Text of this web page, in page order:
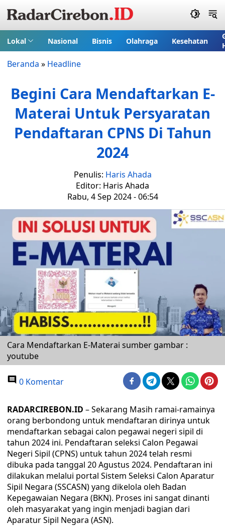
Lokal Nasional Bisnis Olahraga Kesehatan
Beranda » Headline
Begini Cara Mendaftarkan E-
Materai Untuk Persyaratan
Pendaftaran CPNS Di Tahun
2024
Penulis: Haris Ahada
Editor: Haris Ahada
Rabu, 4 Sep 2024 - 06:54
Cara Mendaftarkan E-Materai sumber gambar :
youtube
0 Komentar
RADARCIREBON.ID – Sekarang Masih ramai-ramainya
orang berbondong untuk mendaftaran dirinya untuk
mendaftarkan sebagai calon pegawai negeri sipil di
tahun 2024 ini. Pendaftaran seleksi Calon Pegawai
Negeri Sipil (CPNS) untuk tahun 2024 telah resmi
dibuka pada tanggal 20 Agustus 2024. Pendaftaran ini
dilakukan melalui portal Sistem Seleksi Calon Aparatur
Sipil Negara (SSCASN) yang dikelola oleh Badan
Kepegawaian Negara (BKN). Proses ini sangat dinanti
oleh masyarakat yang ingin menjadi bagian dari
Aparatur Sipil Negara (ASN).